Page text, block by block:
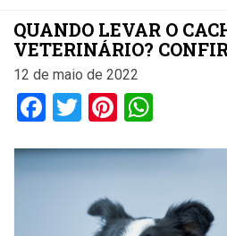
QUANDO LEVAR O
VETERINÁRIO?
12 de maio de 2022
Facebook
TwitterPinterest